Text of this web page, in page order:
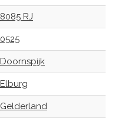
8085 RJ
0525
Doornspijk
Elburg
Gelderland